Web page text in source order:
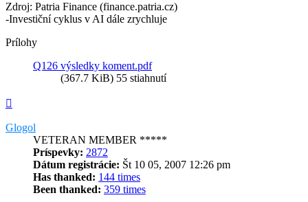
Zdroj: Patria Finance (finance.patria.cz)
-Investiční cyklus v AI dále zrychluje
Prílohy
Q126 výsledky koment.pdf
(367.7 KiB) 55 stiahnutí
Glogol
VETERAN MEMBER *****
Príspevky: 2872
Dátum registrácie: Št 10 05, 2007 12:26 pm
Has thanked: 144 times
Been thanked: 359 times